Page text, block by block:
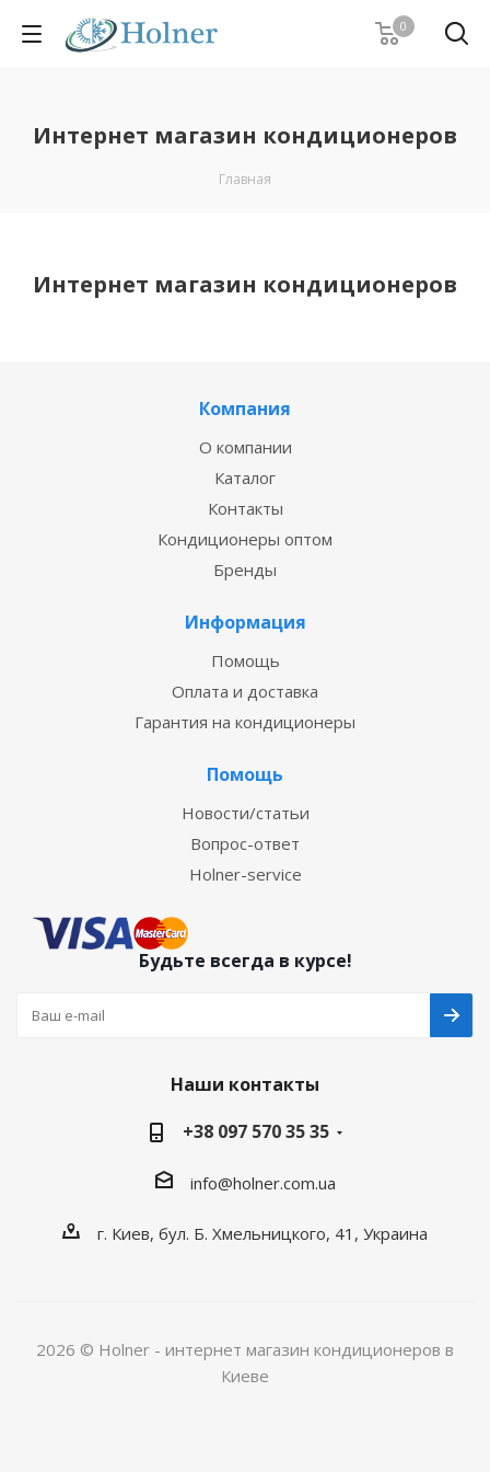
0
Интернет магазин кондиционеров
Главная
Интернет магазин кондиционеров
Компания
О компании
Каталог
Контакты
Кондиционеры оптом
Бренды
Информация
Помощь
Оплата и доставка
Гарантия на кондиционеры
Помощь
Новости/статьи
Вопрос-ответ
Holner-service
Будьте всегда в курсе!
Наши контакты
+38 097 570 35 35
info@holner.com.ua
г. Киев, бул. Б. Хмельницкого, 41, Украина
2026 © Holner - интернет магазин кондиционеров в
Киеве